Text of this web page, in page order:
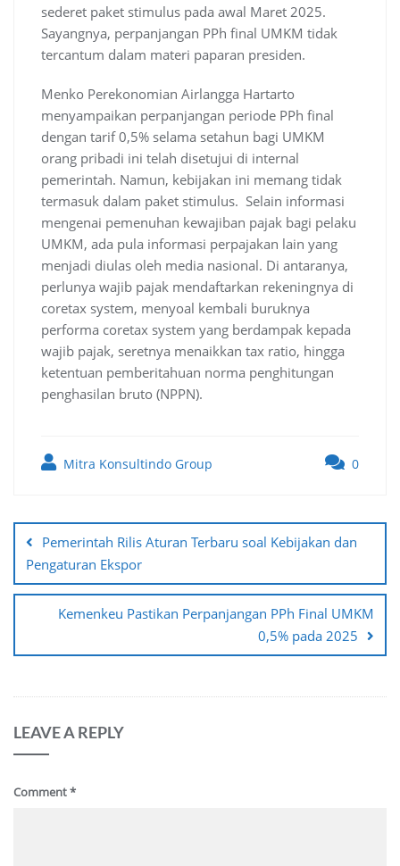
sederet paket stimulus pada awal Maret 2025.
Sayangnya, perpanjangan PPh final UMKM tidak
tercantum dalam materi paparan presiden.
Menko Perekonomian Airlangga Hartarto
menyampaikan perpanjangan periode PPh final
dengan tarif 0,5% selama setahun bagi UMKM
orang pribadi ini telah disetujui di internal
pemerintah. Namun, kebijakan ini memang tidak
termasuk dalam paket stimulus. Selain informasi
mengenai pemenuhan kewajiban pajak bagi pelaku
UMKM, ada pula informasi perpajakan lain yang
menjadi diulas oleh media nasional. Di antaranya,
perlunya wajib pajak mendaftarkan rekeningnya di
coretax system, menyoal kembali buruknya
performa coretax system yang berdampak kepada
wajib pajak, seretnya menaikkan tax ratio, hingga
ketentuan pemberitahuan norma penghitungan
penghasilan bruto (NPPN).
Mitra Konsultindo Group 0
navigation
Pemerintah Rilis Aturan Terbaru soal Kebijakan dan
Pengaturan Ekspor
Kemenkeu Pastikan Perpanjangan PPh Final UMKM
0,5% pada 2025
LEAVE A REPLY
Comment*